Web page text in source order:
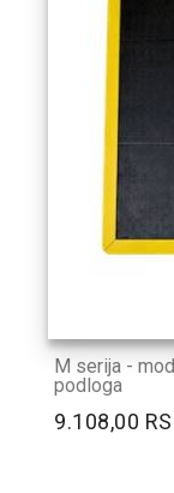
M serija -
podloga
9.108,00